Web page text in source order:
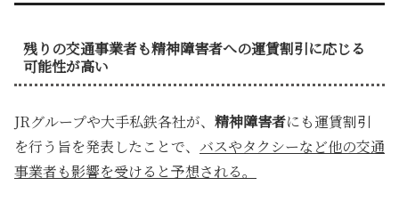
残りの交通事業者も精神障害者への運賃割引に応じる
可能性が高い
JRグループや大手私鉄各社が、 精神障害者にも運賃割引
を行う旨を発表したことで、 バスやタクシーなど他の交通
事業者も影響を受けると予想される。